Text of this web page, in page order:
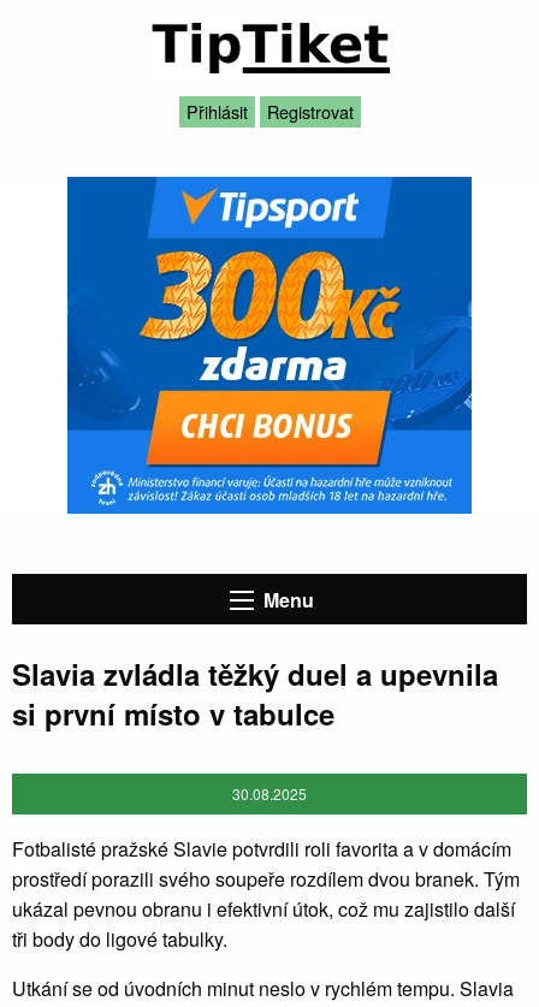
Přihlásit Registrovat
Menu
Slavia zvládla těžký duel a upevnila
si první místo v tabulce
30.08.2025
Fotbalisté pražské Slavie potvrdili roli favorita a v domácím
prostředí porazili svého soupeře rozdílem dvou branek. Tým
ukázal pevnou obranu i efektivní útok, což mu zajistilo další
tři body do ligové tabulky.
Utkání se od úvodních minut neslo v rychlém tempu. Slavia